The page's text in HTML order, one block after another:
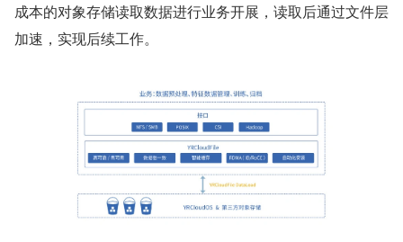
成本的对象存储读取数据进行业务开展，读取后通过文件层
加速，实现后续工作。